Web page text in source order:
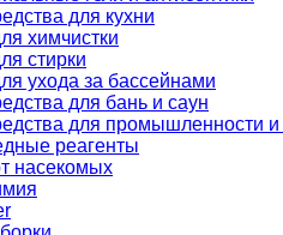
для кухни
химчистки
стирки
ухода за бассейнами
для бань и саун
для промышленности и
реагенты
насекомых